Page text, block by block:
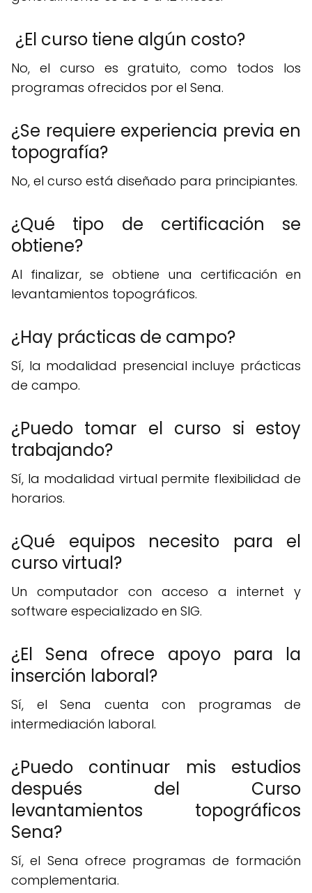
¿El curso tiene algún costo?
No, el curso es gratuito, como todos los
programas ofrecidos por el Sena.
¿Se requiere experiencia previa en
topografía?
No, el curso está diseñado para principiantes.
¿Qué tipo de certificación se
obtiene?
Al finalizar, se obtiene una certificación en
levantamientos topográficos.
¿Hay prácticas de campo?
Sí, la modalidad presencial incluye prácticas
de campo.
¿Puedo tomar el curso si estoy
trabajando?
Sí, la modalidad virtual permite flexibilidad de
horarios.
¿Qué equipos necesito para el
curso virtual?
Un computador con acceso a internet y
software especializado en SIG.
¿El Sena ofrece apoyo para la
inserción laboral?
Sí, el Sena cuenta con programas de
intermediación laboral.
¿Puedo continuar mis estudios
después del Curso
levantamientos topográficos
Sena?
Sí, el Sena ofrece programas de formación
complementaria.